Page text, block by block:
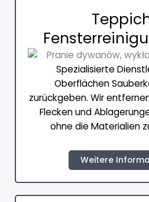
Spezialisierte
Oberflächen
zurückgeben. Wir
Flecken und
ohne die Materialien
Weitere